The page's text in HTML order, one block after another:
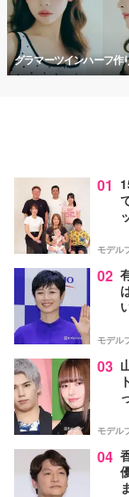
グラマーツインハーフ作
01
モデル
02
モデル
03
モデル
04